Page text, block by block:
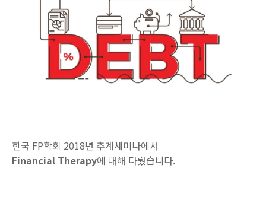
한국 FP학회 2018년 추계세미나에서
Financial Therapy에 대해 다뤘습니다.